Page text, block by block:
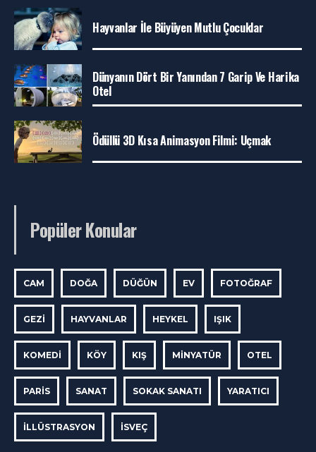
Hayvanlar İle Büyüyen Mutlu Çocuklar
Dünyanın Dört Bir Yanından 7 Garip Ve Harika
Otel
Ödüllü 3D Kısa Animasyon Filmi: Uçmak
Popüler Konular
CAM DOĞA DÜĞÜN EV FOTOĞRAF
GEZI HAYVANLAR HEYKEL IŞIK
KOMEDI KÖY KIŞ MINYATÜR OTEL
PARIS SANAT SOKAK SANATI YARATICI
İLLÜSTRASYON İSVEÇ